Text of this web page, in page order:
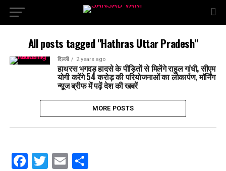
All posts tagged "Hathras Uttar Pradesh"
दिल्ली 2 years ago
हाथरस भगदड़ हादसे के पीड़ितों से मिलेंगे राहुल गांधी, सीएम
योगी करेंगे 54 करोड़ की परियोजनाओं का लोकार्पण, मॉर्निंग
न्यूज ब्रीफ में पढ़ें देश की खबरें
MORE POSTS
Facebook
Twitter
EmailShare